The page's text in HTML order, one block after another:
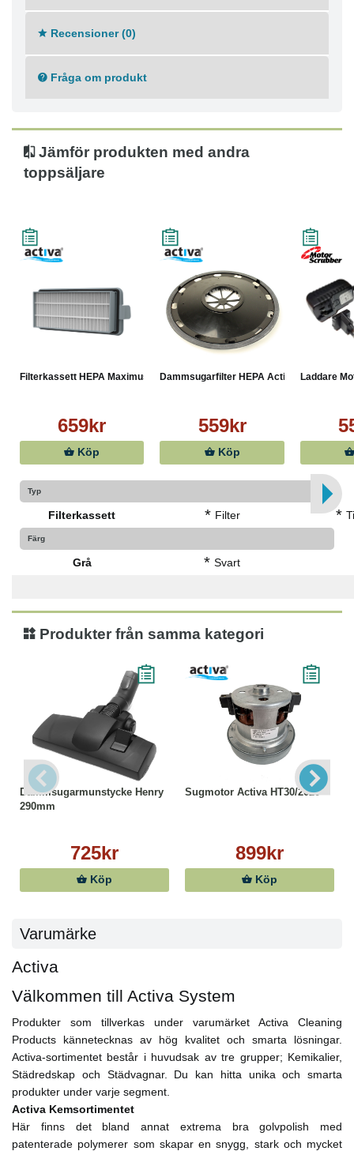
Recensioner (0)
Fråga om produkt
Jämför produkten med andra
toppsäljare
Filterkassett HEPA Maximus/...
659kr
Köp
Dammsugarfilter HEPA Activa...
559kr
Köp
Laddare
Typ
Filterkassett * Filter *
Färg
Grå * Svart
Produkter från samma kategori
Dammsugarmunstycke Henry
290mm
725kr
Köp
Sugmotor Activa HT30/2020
899kr
Köp
Varumärke
Activa
Välkommen till Activa System
Produkter som tillverkas under varumärket Activa Cleaning
Products kännetecknas av hög kvalitet och smarta lösningar.
Activa-sortimentet består i huvudsak av tre grupper; Kemikalier,
Städredskap och Städvagnar. Du kan hitta unika och smarta
produkter under varje segment.
Activa Kemsortimentet
Här finns det bland annat extrema bra golvpolish med
patenterade polymerer som skapar en snygg, stark och mycket